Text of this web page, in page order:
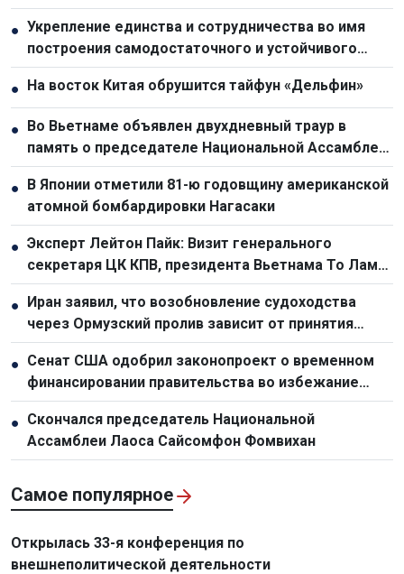
прощания с председателем Национальной
ассамблеи Лаоса Сайсомфоном Фомвиханом
● Укрепление единства и сотрудничества во имя
построения самодостаточного и устойчивого
сообщества АСЕАН
● На восток Китая обрушится тайфун «Дельфин»
● Во Вьетнаме объявлен двухдневный траур в
память о председателе Национальной Ассамблеи
Лаоса Сайсомфоне Фомвихане
● В Японии отметили 81-ю годовщину американской
атомной бомбардировки Нагасаки
● Эксперт Лейтон Пайк: Визит генерального
секретаря ЦК КПВ, президента Вьетнама То Лама
подтверждает растущий уровень доверия между
Вьетнамом и Австралией
● Иран заявил, что возобновление судоходства
через Ормузский пролив зависит от принятия
условий Тегерана Соединенными Штатами
● Сенат США одобрил законопроект о временном
финансировании правительства во избежание
шатдауна
● Скончался председатель Национальной
Ассамблеи Лаоса Сайсомфон Фомвихан
Самое популярное
Открылась 33-я конференция по
внешнеполитической деятельности